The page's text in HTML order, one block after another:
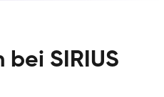
SIRIUS